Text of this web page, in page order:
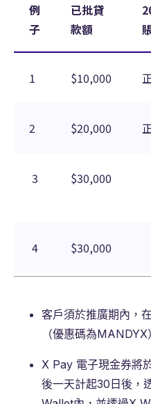
例
子
已批貸
款額
1 $10,000
2 $20,000
3 $30,000
4 $30,000
客戶須於推廣期內，
（優惠碼為
X Pay 電子現金券將
後一天計起30日後，